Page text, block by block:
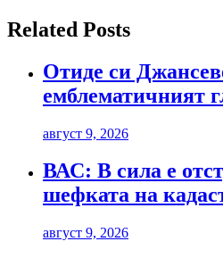
Related Posts
Отиде си
емблематичният
август 9, 2026
ВАС: В сила е
шефката на
август 9, 2026